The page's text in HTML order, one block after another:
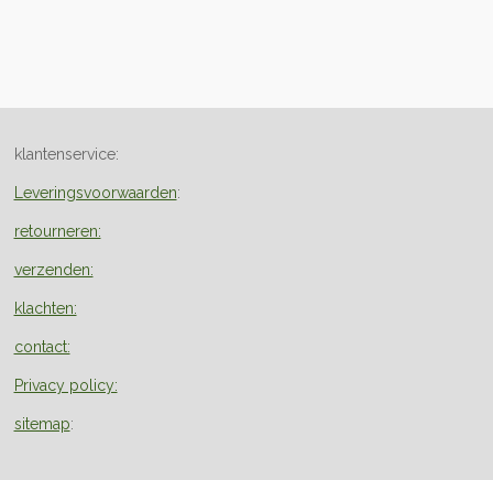
klantenservice:
Leveringsvoorwaarden:
retourneren:
verzenden:
klachten:
contact:
Privacy policy:
sitemap: